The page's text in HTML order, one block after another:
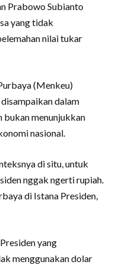
Prabowo Subianto
yang tidak
nilai tukar
(Menkeu)
dalam
bukan menunjukkan
nasional.
di situ, untuk
nggak ngerti rupiah.
di Istana Presiden,
yang
menggunakan dolar